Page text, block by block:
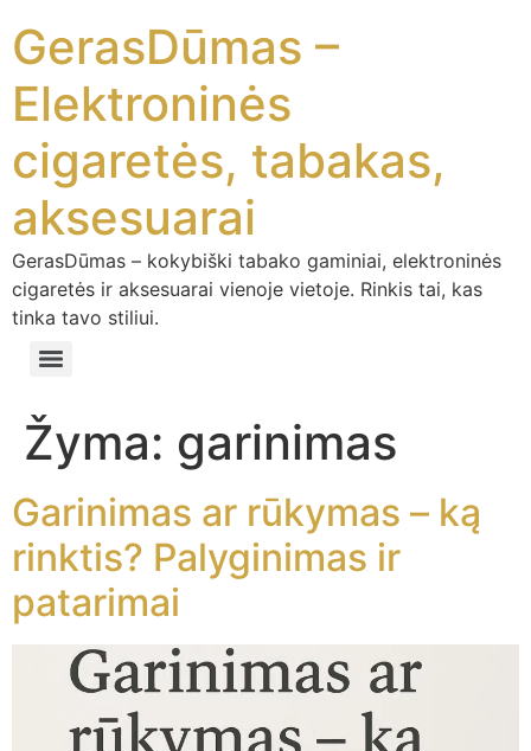
GerasDūmas –
Elektroninės
cigaretės, tabakas,
aksesuarai
GerasDūmas – kokybiški tabako gaminiai, elektroninės
cigaretės ir aksesuarai vienoje vietoje. Rinkis tai, kas
tinka tavo stiliui.
Žyma: garinimas
Garinimas ar rūkymas – ką
rinktis? Palyginimas ir
patarimai